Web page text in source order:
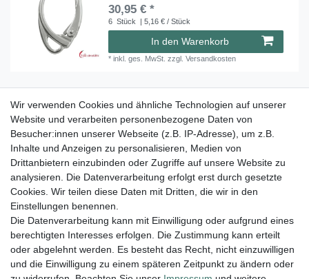
30,95 € *
6 Stück | 5,16 € / Stück
In den Warenkorb
*inkl. ges. MwSt. zzgl.Versandkosten
Klappbrisur mit Öse 18 mm Silber vergoldet VE
31,45 € *
| 5,24 € / Stück
In den Warenkorb
*inkl. ges. MwSt. zzgl.Versandkosten
Lieferung und Versand
Wir verwenden Cookies und ähnliche Technologien auf unserer
Website und verarbeiten personenbezogene Daten von
Besucher:innen unserer Webseite (z.B. IP-Adresse), um z.B.
Inhalte und Anzeigen zu personalisieren, Medien von
Drittanbietern einzubinden oder Zugriffe auf unsere Website zu
analysieren. Die Datenverarbeitung erfolgt erst durch gesetzte
Cookies. Wir teilen diese Daten mit Dritten, die wir in den
Einstellungen benennen.
Die Datenverarbeitung kann mit Einwilligung oder aufgrund eines
berechtigten Interesses erfolgen. Die Zustimmung kann erteilt
oder abgelehnt werden. Es besteht das Recht, nicht einzuwilligen
und die Einwilligung zu einem späteren Zeitpunkt zu ändern oder